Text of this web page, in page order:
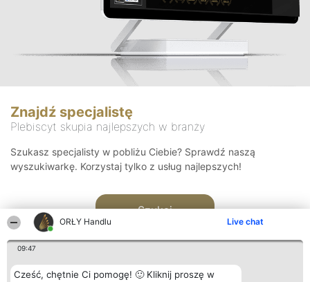
ORŁY Handlu Live chat
09:47
Cześć, chętnie Ci pomogę! 🙂 Kliknij proszę w
Znajdź specjalistę
Plebiscyt skupia najlepszych w branży
Szukasz specjalisty w pobliżu Ciebie? Sprawdź naszą
wyszukiwarkę. Korzystaj tylko z usług najlepszych!
Szukaj